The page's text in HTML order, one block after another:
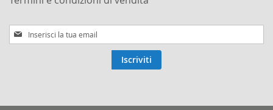
Iscriviti
alla
Iscriviti